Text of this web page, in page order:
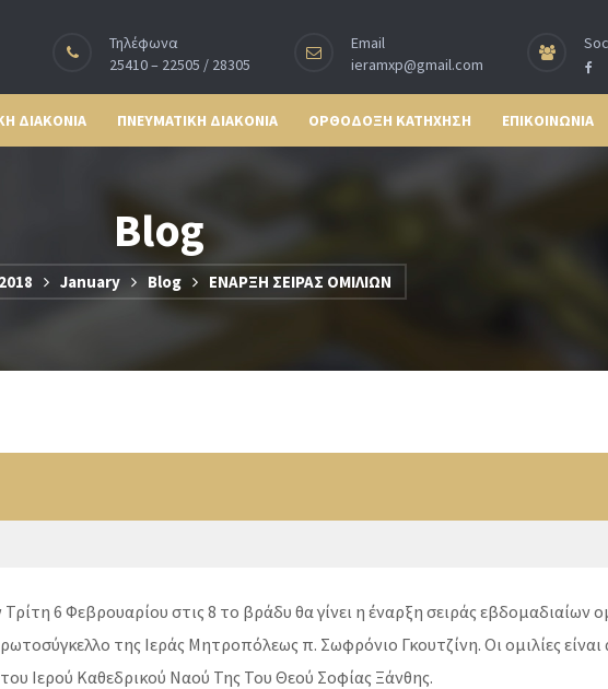
Τηλέφωνα
25410 – 22505 / 28305
Email
ieramxp@gmail.com
ΔΙΑΚΟΝΙΑ ΠΝΕΥΜΑΤΙΚΗ ΔΙΑΚΟΝΙΑ ΟΡΘΟΔΟΞΗ ΚΑΤΗΧΗΣΗ ΕΠΙΚΟΙΝΩΝΙΑ
Blog
2018 January Blog ΕΝΑΡΞΗ ΣΕΙΡΑΣ ΟΜΙΛΙΩΝ
6 Φεβρουαρίου στις 8 το βράδυ θα γίνει η έναρξη σειράς εβδομαδιαίων
της Ιεράς Μητροπόλεως π. Σωφρόνιο Γκουτζίνη. Οι ομιλίες είναι
Ιερού Καθεδρικού Ναού Της Του Θεού Σοφίας Ξάνθης.